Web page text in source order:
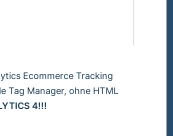
Ecommerce Tracking
Tag Manager, ohne HTML
4!!!